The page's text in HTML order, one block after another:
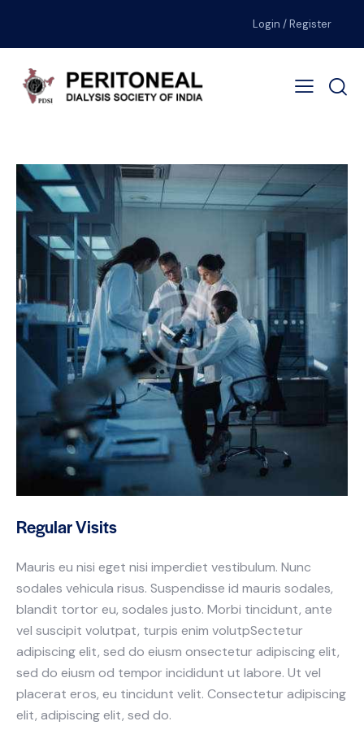
Login / Register
Regular Visits
Mauris eu nisi eget nisi imperdiet vestibulum. Nunc
sodales vehicula risus. Suspendisse id mauris sodales,
blandit tortor eu, sodales justo. Morbi tincidunt, ante
vel suscipit volutpat, turpis enim volutpSectetur
adipiscing elit, sed do eiusm onsectetur adipiscing elit,
sed do eiusm od tempor incididunt ut labore. Ut vel
placerat eros, eu tincidunt velit. Consectetur adipiscing
elit, adipiscing elit, sed do.